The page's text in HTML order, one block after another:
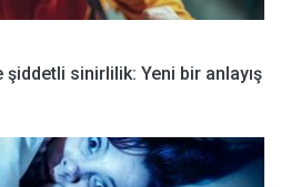
sinirlilik: Yeni bir anlayış